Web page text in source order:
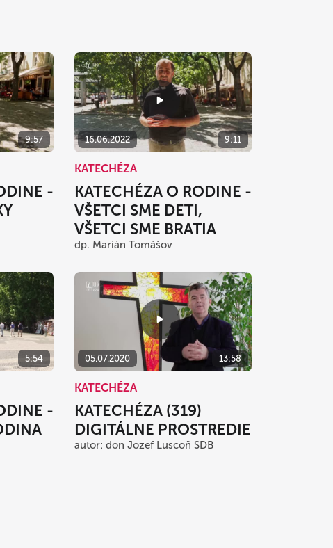
9:57
-
16.06.2022 9:11
KATECHÉZA
KATECHÉZA O RODINE -
VŠETCI SME DETI,
VŠETCI SME BRATIA
dp. Marián Tomášov
5:54
-
05.07.2020 13:58
KATECHÉZA
KATECHÉZA (319)
DIGITÁLNE PROSTREDIE
autor: don Jozef Luscoň SDB